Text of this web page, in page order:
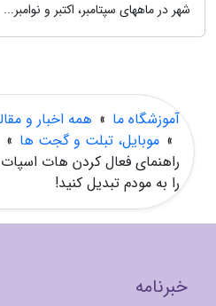
شهر در ماههای سپتامبر، اکتبر و نوامبر...
آموزشگاه ما » همه اخبار و
» موبایل، تبلت و گجت ها »
راهنمای فعال کردن هات
را به مودم تبدیل کنید!
خبرنامه